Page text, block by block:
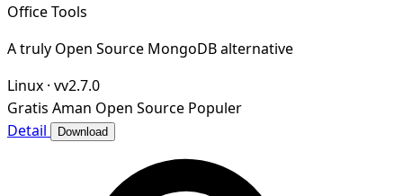
Office Tools
A truly Open Source MongoDB alternative
Linux · vv2.7.0
Gratis Aman Open Source Populer
Detail
Download